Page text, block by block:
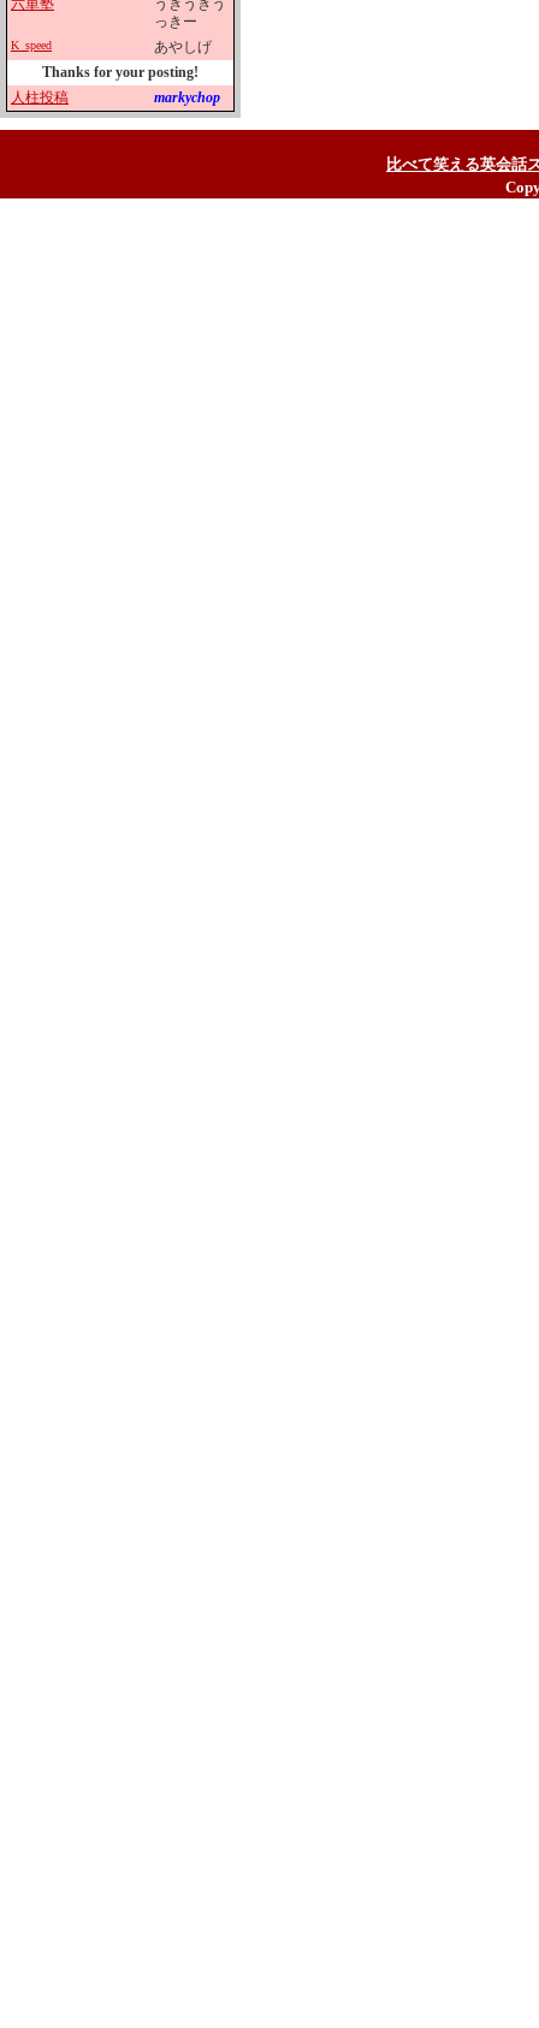
六単塾
うきうきう
っきー
K_speed
あやしげ
Thanks for your posting!
人柱投稿
markychop
比べて笑える英会話